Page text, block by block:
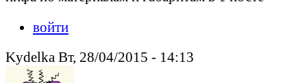
войти
Kydelka Вт, 28/04/2015 - 14:13